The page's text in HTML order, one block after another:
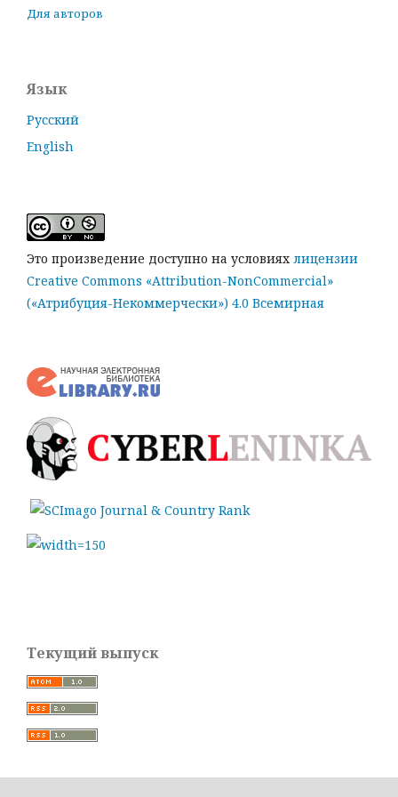
Для авторов
Язык
Русский
English
Это произведение доступно на условиях лицензии
Creative Commons «Attribution-NonCommercial»
(«Атрибуция-Некоммерчески») 4.0 Всемирная
Текущий выпуск